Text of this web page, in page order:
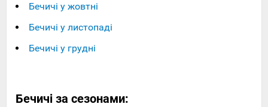
Бечичі у жовтні
Бечичі у листопаді
Бечичі у грудні
Бечичі за сезонами: